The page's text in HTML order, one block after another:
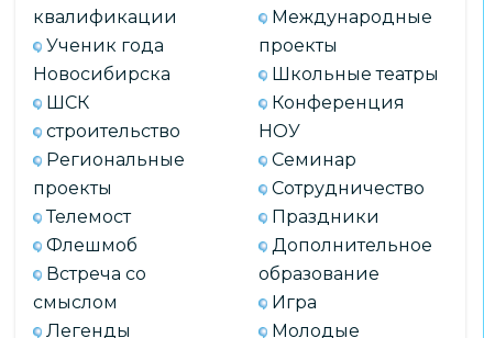
квалификации
Ученик года
Новосибирска
ШСК
строительство
Региональные
проекты
Телемост
Флешмоб
Встреча со
смыслом
Легенды
Международные
проекты
Школьные театры
Конференция
НОУ
Семинар
Сотрудничество
Праздники
Дополнительное
образование
Игра
Молодые